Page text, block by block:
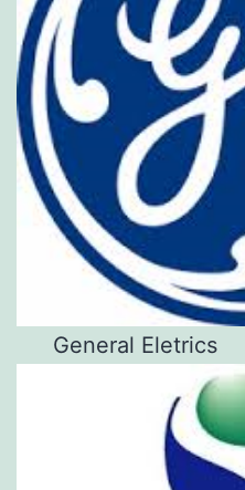
General Eletrics